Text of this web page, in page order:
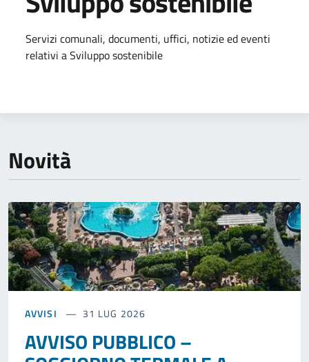
Dettagli della notizia
Servizi comunali, documenti, uffici, notizie ed eventi
relativi a Sviluppo sostenibile
Novità
AVVISI 31 LUG 2026
AVVISO PUBBLICO –